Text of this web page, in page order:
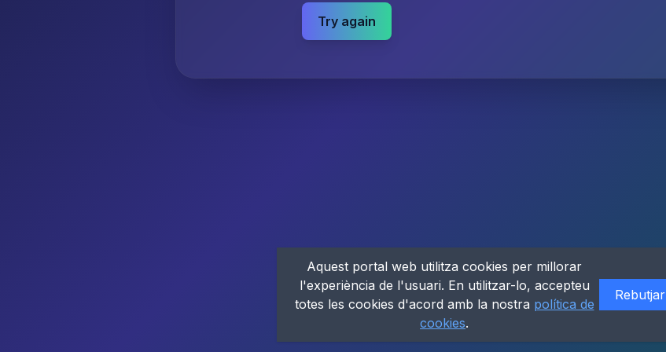
Try again
Aquest portal web utilitza cookies per millorar
l'experiència de l'usuari. En utilitzar-lo, accepteu
totes les cookies d'acord amb la nostra política de
cookies.
Rebutjar